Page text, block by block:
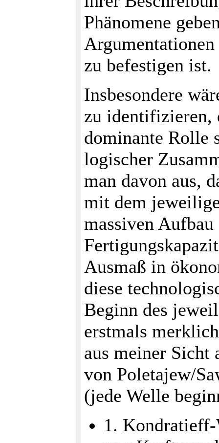
Phänomene
zu befestigen ist.
Insbesondere
zu identifizieren,
dominante Rolle
logischer
man davon aus,
mit dem
massiven Aufbau
Ausmaß in
diese
Beginn des
erstmals
aus meiner Sicht
von Poletajew/
(jede Welle
1.